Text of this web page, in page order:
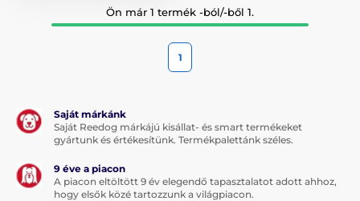
Ön már 1 termék -ból/-ből 1.
1
Saját márkánk
Saját Reedog márkájú kisállat- és smart termékeket
gyártunk és értékesítünk. Termékpalettánk széles.
9 éve a piacon
A piacon eltöltött 9 év elegendő tapasztalatot adott ahhoz,
hogy elsők közé tartozzunk a világpiacon.